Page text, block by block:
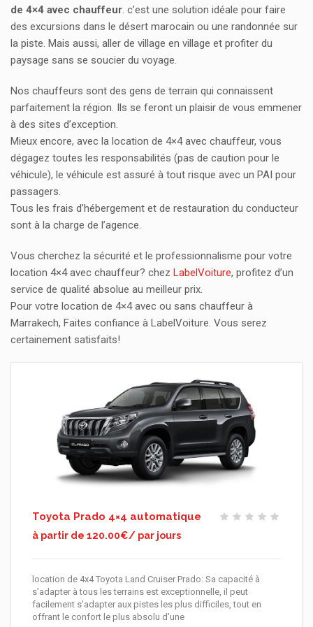
de 4×4 avec chauffeur. c’est une solution idéale pour faire
des excursions dans le désert marocain ou une randonnée sur
la piste. Mais aussi, aller de village en village et profiter du
paysage sans se soucier du voyage.
Nos chauffeurs sont des gens de terrain qui connaissent
parfaitement la région. Ils se feront un plaisir de vous emmener
à des sites d’exception.
Mieux encore, avec la location de 4×4 avec chauffeur, vous
dégagez toutes les responsabilités (pas de caution pour le
véhicule), le véhicule est assuré à tout risque avec un PAI pour
passagers.
Tous les frais d’hébergement et de restauration du conducteur
sont à la charge de l’agence.
Vous cherchez la sécurité et le professionnalisme pour votre
location 4×4 avec chauffeur? chez LabelVoiture, profitez d’un
service de qualité absolue au meilleur prix.
Pour votre location de 4×4 avec ou sans chauffeur à
Marrakech, Faites confiance à LabelVoiture. Vous serez
certainement satisfaits!
Toyota Prado 4×4 automatique
à partir de 120.00€/ par jours
location de 4x4 Toyota Land Cruiser Prado: Sa capacité à
s’adapter à tous les terrains est exceptionnelle, il peut
facilement s’adapter aux pistes les plus difficiles, tout en
offrant le confort le plus absolu d’une